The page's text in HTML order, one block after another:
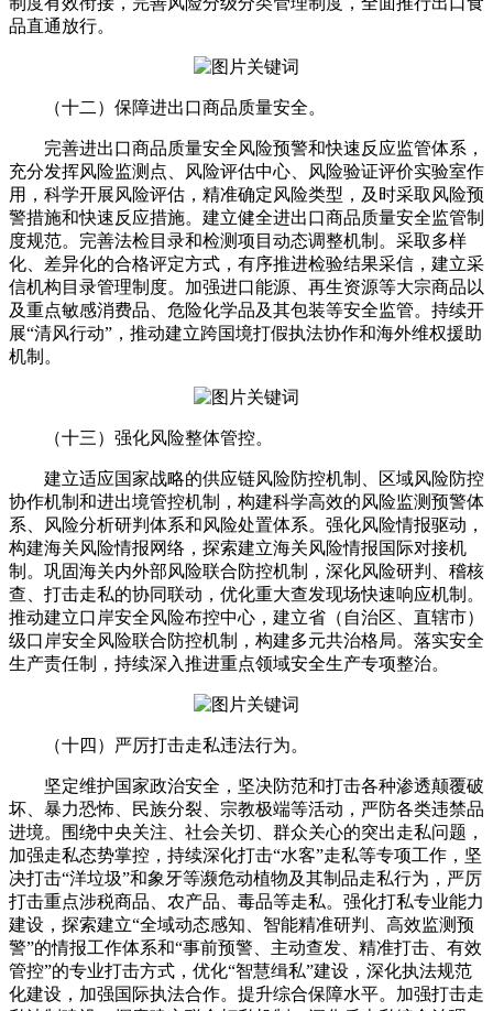
品直通放行。
（十二）保障进出口商品质量安全。
完善进出口商品质量安全风险预警和快速反应监管体系，
充分发挥风险监测点、风险评估中心、风险验证评价实验室作
用，科学开展风险评估，精准确定风险类型，及时采取风险预
警措施和快速反应措施。建立健全进出口商品质量安全监管制
度规范。完善法检目录和检测项目动态调整机制。采取多样
化、差异化的合格评定方式，有序推进检验结果采信，建立采
信机构目录管理制度。加强进口能源、再生资源等大宗商品以
及重点敏感消费品、危险化学品及其包装等安全监管。持续开
展“清风行动”，推动建立跨国境打假执法协作和海外维权援助
机制。
（十三）强化风险整体管控。
建立适应国家战略的供应链风险防控机制、区域风险防控
协作机制和进出境管控机制，构建科学高效的风险监测预警体
系、风险分析研判体系和风险处置体系。强化风险情报驱动，
构建海关风险情报网络，探索建立海关风险情报国际对接机
制。巩固海关内外部风险联合防控机制，深化风险研判、稽核
查、打击走私的协同联动，优化重大查发现场快速响应机制。
推动建立口岸安全风险布控中心，建立省（自治区、直辖市）
级口岸安全风险联合防控机制，构建多元共治格局。落实安全
生产责任制，持续深入推进重点领域安全生产专项整治。
（十四）严厉打击走私违法行为。
坚定维护国家政治安全，坚决防范和打击各种渗透颠覆破
坏、暴力恐怖、民族分裂、宗教极端等活动，严防各类违禁品
进境。围绕中央关注、社会关切、群众关心的突出走私问题，
加强走私态势掌控，持续深化打击“水客”走私等专项工作，坚
决打击“洋垃圾”和象牙等濒危动植物及其制品走私行为，严厉
打击重点涉税商品、农产品、毒品等走私。强化打私专业能力
建设，探索建立“全域动态感知、智能精准研判、高效监测预
警”的情报工作体系和“事前预警、主动查发、精准打击、有效
管控”的专业打击方式，优化“智慧缉私”建设，深化执法规范
化建设，加强国际执法合作。提升综合保障水平。加强打击走